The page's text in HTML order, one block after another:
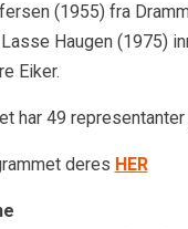
(1955) fra
Haugen (1975)
Eiker.
har 49
deres HER